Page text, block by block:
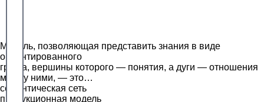
Модель, позволяющая представить знания в виде
ориентированного
графа, вершины которого — понятия, а дуги — отношения
между ними, — это…
семантическая сеть
продукционная модель